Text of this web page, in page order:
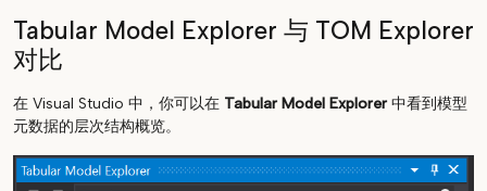
Tabular Model Explorer 与 TOM Explorer
对比
在 Visual Studio 中，你可以在 Tabular Model Explorer中看到模型
元数据的层次结构概览。